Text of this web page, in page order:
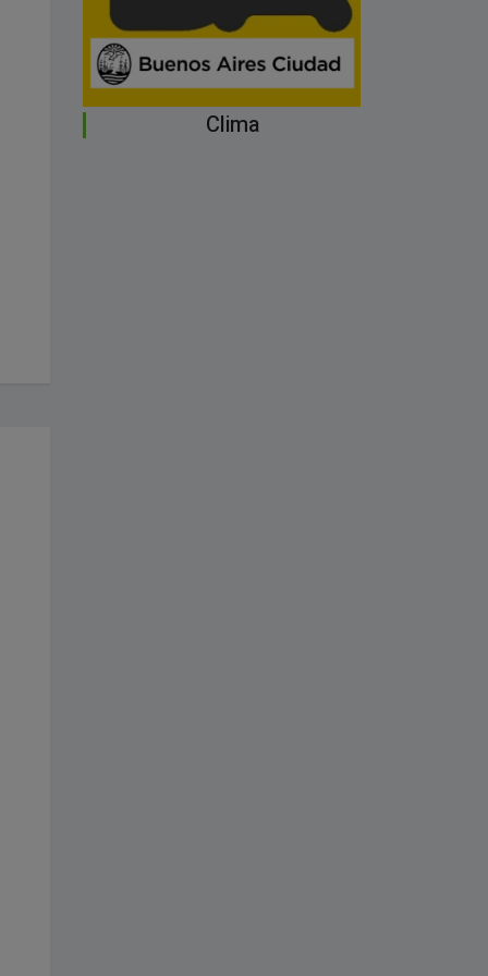
Clima